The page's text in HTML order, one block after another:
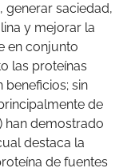
saciedad,
y mejorar la
en conjunto
las proteínas
beneficios; sin
de
han demostrado
destaca la
de fuentes